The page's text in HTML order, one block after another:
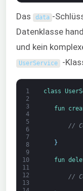
Das data -
Datenklasse
und kein
UserService -
1
2
3
4
5
6
7
8
9
10
11
12
13
class
fun
//
}
fun
//